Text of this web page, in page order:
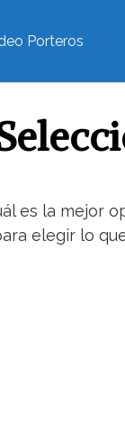
Porteros
es la mejor
elegir lo